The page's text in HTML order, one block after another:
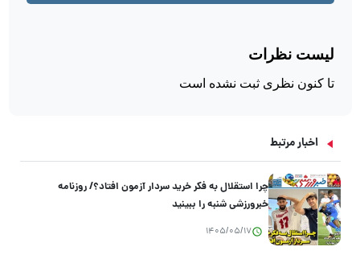
اخبار مرتبط
چرا استقلال به فکر خرید سردار آزمون افتاد؟/ روزنامه
خبرورزشی شنبه را ببینید
1405/05/17